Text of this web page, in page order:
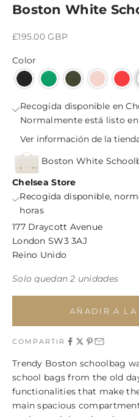
Boston White
Precio de oferta
£195.00 GBP
Color
Recogida disponible en
Normalmente está listo
Ver información de la
Boston White
Chelsea Store
Recogida disponible,
horas
177 Draycott Avenue
London SW3 3AJ
Reino Unido
Solo quedan 2 unidades
AÑADIR A LA
COMPARTIR
Trendy Boston schoolbag
school bags from the old
functionalities that make
main spacious